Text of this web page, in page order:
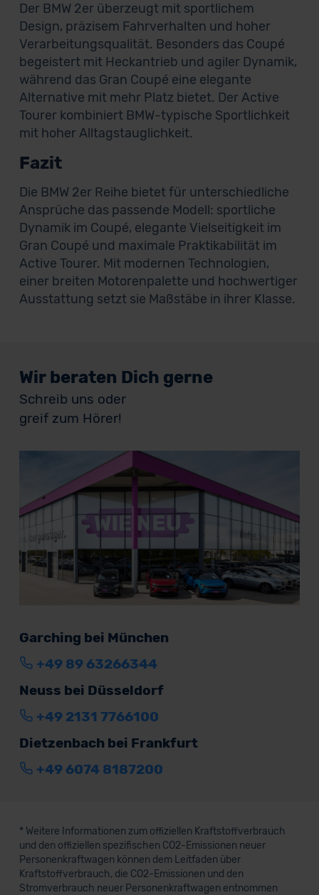
Der BMW 2er überzeugt mit sportlichem
Design, präzisem Fahrverhalten und hoher
Verarbeitungsqualität. Besonders das Coupé
begeistert mit Heckantrieb und agiler Dynamik,
während das Gran Coupé eine elegante
Alternative mit mehr Platz bietet. Der Active
Tourer kombiniert BMW-typische Sportlichkeit
mit hoher Alltagstauglichkeit.
Fazit
Die BMW 2er Reihe bietet für unterschiedliche
Ansprüche das passende Modell: sportliche
Dynamik im Coupé, elegante Vielseitigkeit im
Gran Coupé und maximale Praktikabilität im
Active Tourer. Mit modernen Technologien,
einer breiten Motorenpalette und hochwertiger
Ausstattung setzt sie Maßstäbe in ihrer Klasse.
Wir beraten Dich gerne
Schreib uns oder
greif zum Hörer!
Garching bei München
+49 89 63266344
Neuss bei Düsseldorf
+49 2131 7766100
Dietzenbach bei Frankfurt
+49 6074 8187200
* Weitere Informationen zum offiziellen Kraftstoffverbrauch
und den offiziellen spezifischen CO2-Emissionen neuer
Personenkraftwagen können dem Leitfaden über
Kraftstoffverbrauch, die CO2-Emissionen und den
Stromverbrauch neuer Personenkraftwagen entnommen